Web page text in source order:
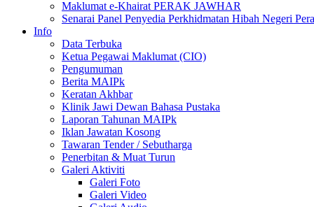
Maklumat e-Khairat PERAK JAWHAR
Senarai Panel Penyedia Perkhidmatan Hibah Negeri
Info
Data Terbuka
Ketua Pegawai Maklumat (CIO)
Pengumuman
Berita MAIPk
Keratan Akhbar
Klinik Jawi Dewan Bahasa Pustaka
Laporan Tahunan MAIPk
Iklan Jawatan Kosong
Tawaran Tender / Sebutharga
Penerbitan & Muat Turun
Galeri Aktiviti
Galeri Foto
Galeri Video